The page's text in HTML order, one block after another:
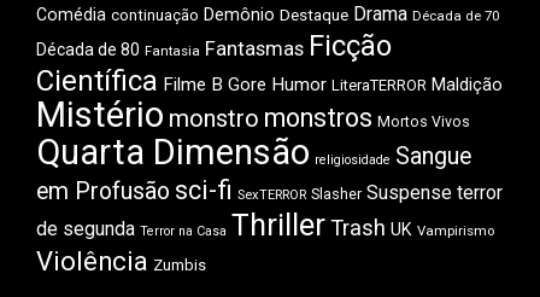
Comédia continuação Demônio Destaque Drama Década de 70
Década de 80 Fantasia Fantasmas Ficção
Científica Filme B Gore Humor LiteraTERROR Maldição
Mistério monstro monstros Mortos Vivos
Quarta Dimensão religiosidade Sangue
em Profusão sci-fi SexTERROR Slasher Suspense terror
de segunda Terror na Casa ThrillerTrash UK Vampirismo
Violência Zumbis